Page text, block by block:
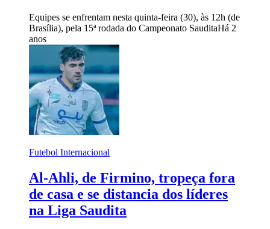
Equipes se enfrentam nesta quinta-feira (30), às 12h (de
Brasília), pela 15ª rodada do Campeonato SauditaHá 2
anos
Futebol Internacional
Al-Ahli, de Firmino, tropeça fora
de casa e se distancia dos líderes
na Liga Saudita